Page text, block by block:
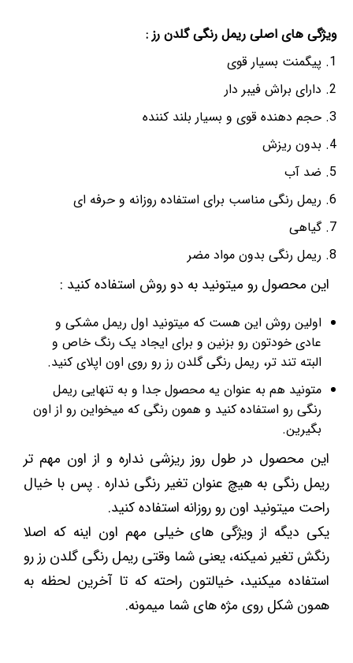
ویژگی های اصلی ریمل رنگی گلدن رز :
پیگمنت بسیار قوی
دارای براش فیبر دار
حجم دهنده قوی و بسیار بلند کننده
بدون ریزش
ضد آب
ریمل رنگی مناسب برای استفاده روزانه و حرفه ای
گیاهی
ریمل رنگی بدون مواد مضر
این محصول رو میتونید به دو روش استفاده کنید :
اولین روش این هست که میتونید اول ریمل مشکی و
عادی خودتون رو بزنین و برای ایجاد یک رنگ خاص و
البته تند تر، ریمل رنگی گلدن رز رو روی اون اپلای کنید.
متونید هم به عنوان یه محصول جدا و به تنهایی ریمل
رنگی رو استفاده کنید و همون رنگی که میخواین رو از اون
بگیرین.
این محصول در طول روز ریزشی نداره و از اون مهم تر
ریمل رنگی به هیچ عنوان تغیر رنگی نداره . پس با خیال
راحت میتونید اون رو روزانه استفاده کنید.
یکی دیگه از ویژگی های خیلی مهم اون اینه که اصلا
رنگش تغیر نمیکنه، یعنی شما وقتی ریمل رنگی گلدن رز رو
استفاده میکنید، خیالتون راحته که تا آخرین لحظه به
همون شکل روی مژه های شما میمونه.